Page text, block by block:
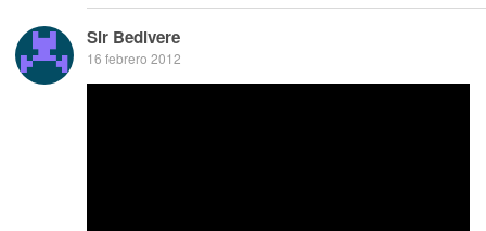
Sir Bedivere
16 febrero 2012